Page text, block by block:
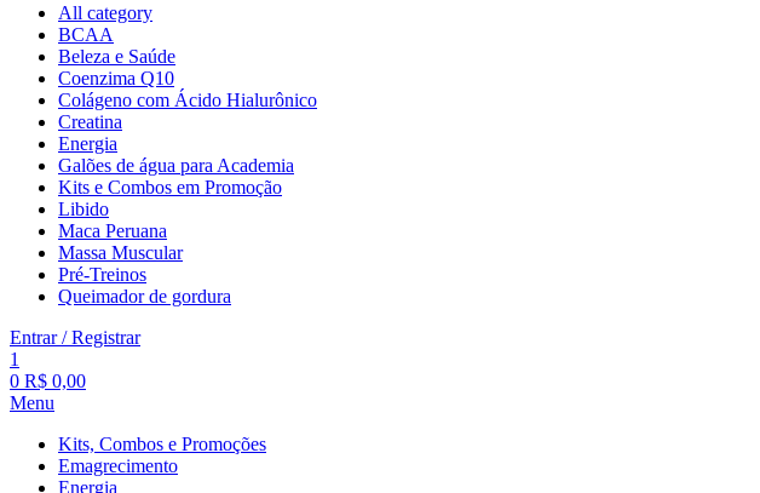
All category
BCAA
Beleza e Saúde
Coenzima Q10
Colágeno com Ácido Hialurônico
Creatina
Energia
Galões de água para Academia
Kits e Combos em Promoção
Libido
Maca Peruana
Massa Muscular
Pré-Treinos
Queimador de gordura
Entrar / Registrar
1
0 R$ 0,00
Menu
Kits, Combos e Promoções
Emagrecimento
Energia